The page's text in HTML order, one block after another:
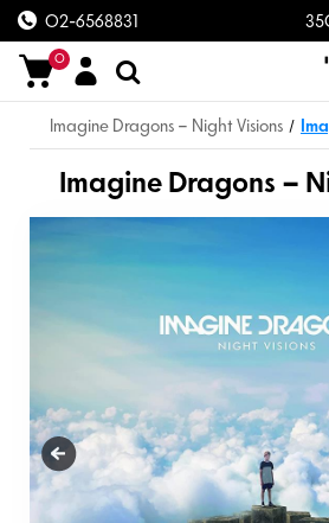
עד הבית מעל 350
02-6568831
0
/
Imagine Dragons – Night Visions
Imagine Dragons –